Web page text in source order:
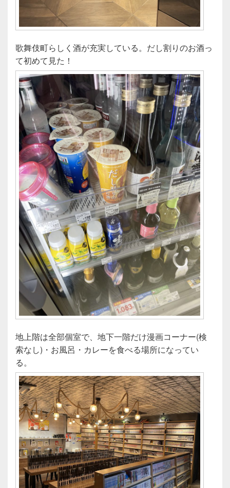
歌舞伎町らしく酒が充実している。だし割りのお酒っ
て初めて見た！
地上階は全部個室で、地下一階だけ漫画コーナー(検
索なし)・お風呂・カレーを食べる場所になってい
る。